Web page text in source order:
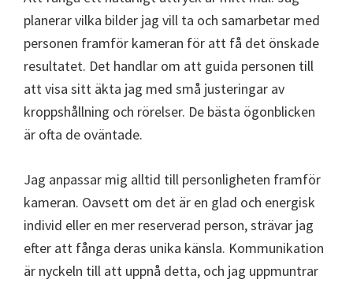
planerar vilka bilder jag vill ta och samarbetar med
personen framför kameran för att få det önskade
resultatet. Det handlar om att guida personen till
att visa sitt äkta jag med små justeringar av
kroppshållning och rörelser. De bästa ögonblicken
är ofta de oväntade.
Jag anpassar mig alltid till personligheten framför
kameran. Oavsett om det är en glad och energisk
individ eller en mer reserverad person, strävar jag
efter att fånga deras unika känsla. Kommunikation
är nyckeln till att uppnå detta, och jag uppmuntrar